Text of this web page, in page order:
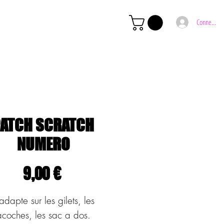
Connexion
SCRATCH
NUMERO
9,00 €Prix
sur les gilets, les
les sac a dos.